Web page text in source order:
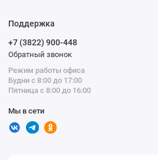
Поддержка
+7 (3822) 900-448
Обратный звонок
Режим работы офиса
Будни с 8:00 до 17:00
Пятница с 8:00 до 16:00
Мы в сети